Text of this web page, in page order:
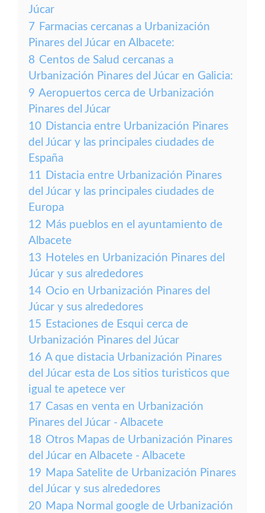
Júcar
7 Farmacias cercanas a Urbanización
Pinares del Júcar en Albacete:
8 Centos de Salud cercanas a
Urbanización Pinares del Júcar en Galicia:
9 Aeropuertos cerca de Urbanización
Pinares del Júcar
10 Distancia entre Urbanización Pinares
del Júcar y las principales ciudades de
España
11 Distacia entre Urbanización Pinares
del Júcar y las principales ciudades de
Europa
12 Más pueblos en el ayuntamiento de
Albacete
13 Hoteles en Urbanización Pinares del
Júcar y sus alrededores
14 Ocio en Urbanización Pinares del
Júcar y sus alrededores
15 Estaciones de Esqui cerca de
Urbanización Pinares del Júcar
16 A que distacia Urbanización Pinares
del Júcar esta de Los sitios turisticos que
igual te apetece ver
17 Casas en venta en Urbanización
Pinares del Júcar - Albacete
18 Otros Mapas de Urbanización Pinares
del Júcar en Albacete - Albacete
19 Mapa Satelite de Urbanización Pinares
del Júcar y sus alrededores
20 Mapa Normal google de Urbanización